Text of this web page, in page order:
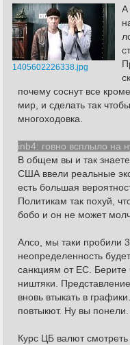
1405602226338.jpg
А
почему соснут все
мир, и сделать так
многоходовка.
inb4: говно всплыло на
В общем вы и так
США ввели реальные
есть большая
Политикам так похуй,
бобо и он не может
Алсо, мы таки пробили
неопределенность
санкциям от ЕС. Берите
ништяки.
вновь втыкать в
повтыкют. Ну вы понели.
Курс ЦБ валют смотреть